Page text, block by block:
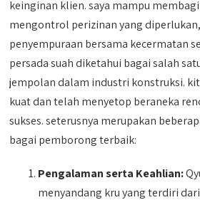
keinginan klien. saya mampu
mengontrol perizinan yang
penyempuraan bersama kecermatan
persada suah diketahui bagai salah
jempolan dalam industri konstruksi.
kuat dan telah menyetop beraneka
sukses. seterusnya merupakan
bagai pemborong terbaik:
Pengalaman serta Keahlian:
menyandang kru yang terdiri